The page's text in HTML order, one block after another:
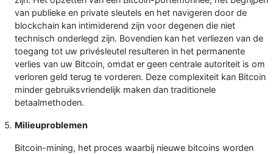
van publieke en private sleutels en het navigeren door de
blockchain kan intimiderend zijn voor degenen die niet
technisch onderlegd zijn. Bovendien kan het verliezen van de
toegang tot uw privésleutel resulteren in het permanente
verlies van uw Bitcoin, omdat er geen centrale autoriteit is om
verloren geld terug te vorderen. Deze complexiteit kan Bitcoin
minder gebruiksvriendelijk maken dan traditionele
betaalmethoden.
Milieuproblemen
Bitcoin-mining, het proces waarbij nieuwe bitcoins worden